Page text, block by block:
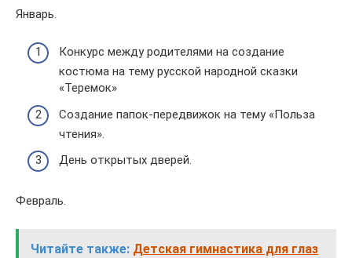
Январь.
Конкурс между родителями на создание
костюма на тему русской народной сказки
«Теремок»
Создание папок-передвижок на тему «Польза
чтения».
День открытых дверей.
Февраль.
Читайте также: Детская гимнастика для глаз